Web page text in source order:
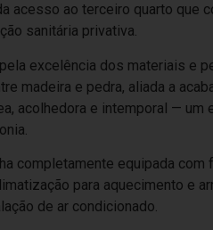
acesso ao terceiro quarto que
sanitária privativa.
excelência dos materiais e
madeira e pedra, aliada a
acolhedora e intemporal —
completamente equipada
para aquecimento e
de ar condicionado.